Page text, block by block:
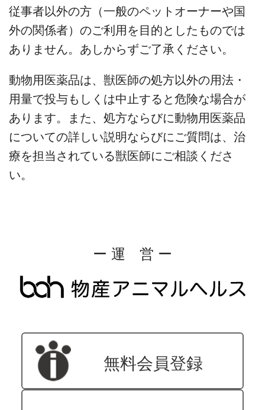
従事者以外の方（一般のペットオーナーや国
外の関係者）のご利用を目的としたものでは
ありません。あしからずご了承ください。
動物用医薬品は、獣医師の処方以外の用法・
用量で投与もしくは中止すると危険な場合が
あります。また、処方ならびに動物用医薬品
についての詳しい説明ならびにご質問は、治
療を担当されている獣医師にご相談くださ
い。
ー 運 営 ー
無料会員登録